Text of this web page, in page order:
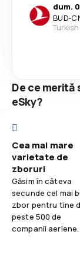
dum.
BUD-
De ce merită
eSky?
Cea mai mare
varietate de
zboruri
Găsim în câteva
secunde cel mai
zbor pentru tine
peste 500 de
companii aeriene.